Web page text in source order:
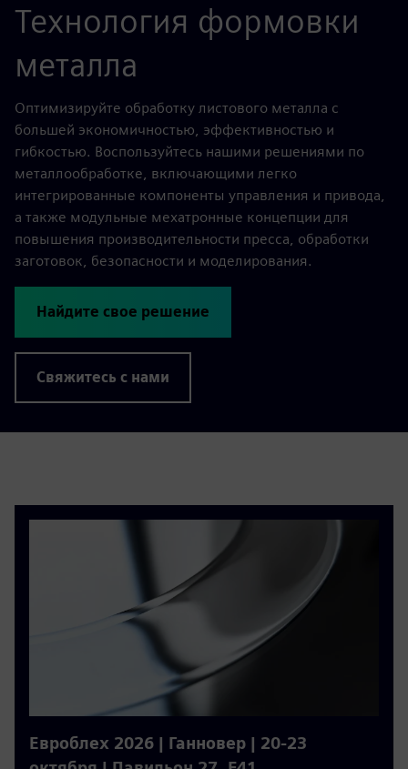
Технология формовки
металла
Оптимизируйте обработку листового металла с
большей экономичностью, эффективностью и
гибкостью. Воспользуйтесь нашими решениями по
металлообработке, включающими легко
интегрированные компоненты управления и привода,
а также модульные мехатронные концепции для
повышения производительности пресса, обработки
заготовок, безопасности и моделирования.
Найдите свое решение
Свяжитесь с нами
Евроблех 2026 | Ганновер | 20-23